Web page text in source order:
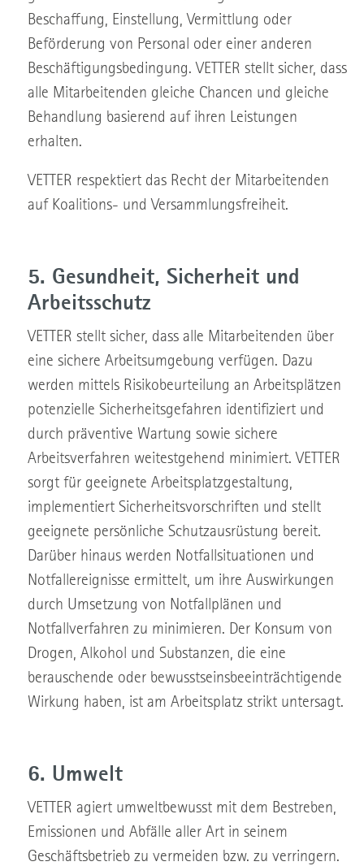
Beschaffung, Einstellung, Vermittlung oder
Beförderung von Personal oder einer anderen
Beschäftigungsbedingung. VETTER stellt sicher, dass
alle Mitarbeitenden gleiche Chancen und gleiche
Behandlung basierend auf ihren Leistungen
erhalten.
VETTER respektiert das Recht der Mitarbeitenden
auf Koalitions- und Versammlungsfreiheit.
5. Gesundheit, Sicherheit und
Arbeitsschutz
VETTER stellt sicher, dass alle Mitarbeitenden über
eine sichere Arbeitsumgebung verfügen. Dazu
werden mittels Risikobeurteilung an Arbeitsplätzen
potenzielle Sicherheitsgefahren identifiziert und
durch präventive Wartung sowie sichere
Arbeitsverfahren weitestgehend minimiert. VETTER
sorgt für geeignete Arbeitsplatzgestaltung,
implementiert Sicherheitsvorschriften und stellt
geeignete persönliche Schutzausrüstung bereit.
Darüber hinaus werden Notfallsituationen und
Notfallereignisse ermittelt, um ihre Auswirkungen
durch Umsetzung von Notfallplänen und
Notfallverfahren zu minimieren. Der Konsum von
Drogen, Alkohol und Substanzen, die eine
berauschende oder bewusstseinsbeeinträchtigende
Wirkung haben, ist am Arbeitsplatz strikt untersagt.
6. Umwelt
VETTER agiert umweltbewusst mit dem Bestreben,
Emissionen und Abfälle aller Art in seinem
Geschäftsbetrieb zu vermeiden bzw. zu verringern.